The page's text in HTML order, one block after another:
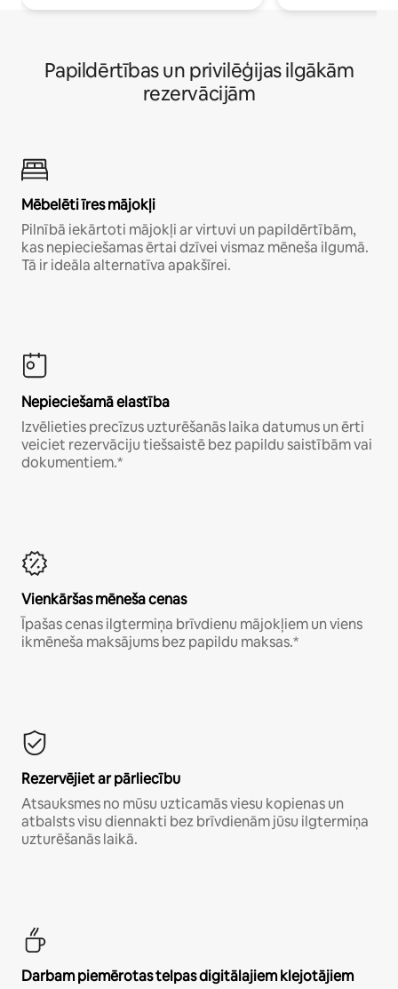
Papildērtības un privilēģijas ilgākām
rezervācijām
Mēbelēti īres mājokļi
Pilnībā iekārtoti mājokļi ar virtuvi un papildērtībām,
kas nepieciešamas ērtai dzīvei vismaz mēneša ilgumā.
Tā ir ideāla alternatīva apakšīrei.
Nepieciešamā elastība
Izvēlieties precīzus uzturēšanās laika datumus un ērti
veiciet rezervāciju tiešsaistē bez papildu saistībām vai
dokumentiem.*
Vienkāršas mēneša cenas
Īpašas cenas ilgtermiņa brīvdienu mājokļiem un viens
ikmēneša maksājums bez papildu maksas.*
Rezervējiet ar pārliecību
Atsauksmes no mūsu uzticamās viesu kopienas un
atbalsts visu diennakti bez brīvdienām jūsu ilgtermiņa
uzturēšanās laikā.
Darbam piemērotas telpas digitālajiem klejotājiem